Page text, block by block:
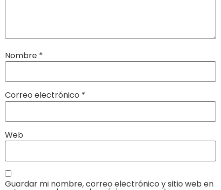
Nombre *
Correo electrónico *
Web
Guardar mi nombre, correo electrónico y sitio web en